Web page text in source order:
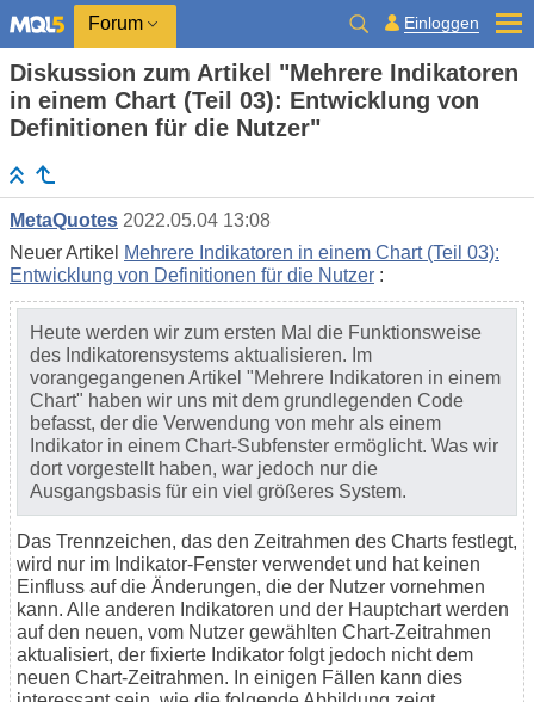
Forum Einloggen
Diskussion zum Artikel "Mehrere Indikatoren
in einem Chart (Teil 03): Entwicklung von
Definitionen für die Nutzer"
MetaQuotes 2022.05.04 13:08
Neuer Artikel Mehrere Indikatoren in einem Chart (Teil 03):
Entwicklung von Definitionen für die Nutzer :
Heute werden wir zum ersten Mal die Funktionsweise
des Indikatorensystems aktualisieren. Im
vorangegangenen Artikel "Mehrere Indikatoren in einem
Chart" haben wir uns mit dem grundlegenden Code
befasst, der die Verwendung von mehr als einem
Indikator in einem Chart-Subfenster ermöglicht. Was wir
dort vorgestellt haben, war jedoch nur die
Ausgangsbasis für ein viel größeres System.
Das Trennzeichen, das den Zeitrahmen des Charts festlegt,
wird nur im Indikator-Fenster verwendet und hat keinen
Einfluss auf die Änderungen, die der Nutzer vornehmen
kann. Alle anderen Indikatoren und der Hauptchart werden
auf den neuen, vom Nutzer gewählten Chart-Zeitrahmen
aktualisiert, der fixierte Indikator folgt jedoch nicht dem
neuen Chart-Zeitrahmen. In einigen Fällen kann dies